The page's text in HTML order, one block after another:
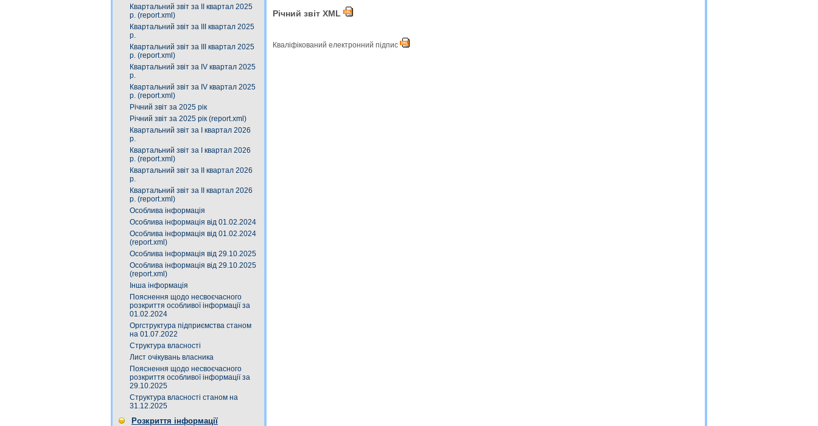
Квартальний звіт за ІІ квартал 2025
р. (report.xml)
Квартальний звіт за ІIІ квартал 2025
р.
Квартальний звіт за ІІІ квартал 2025
р. (report.xml)
Квартальний звіт за ІV квартал 2025
р.
Квартальний звіт за ІV квартал 2025
р. (report.xml)
Річний звіт за 2025 рік
Річний звіт за 2025 рік (report.xml)
Квартальний звіт за І квартал 2026
р.
Квартальний звіт за І квартал 2026
р. (report.xml)
Квартальний звіт за ІІ квартал 2026
р.
Квартальний звіт за ІІ квартал 2026
р. (report.xml)
Особлива інформація
Особлива інформація від 01.02.2024
Особлива інформація від 01.02.2024
(report.xml)
Особлива інформація від 29.10.2025
Особлива інформація від 29.10.2025
(report.xml)
Інша інформація
Пояснення щодо несвоєчасного
розкриття особливої інформації за
01.02.2024
Оргструктура підприємства станом
на 01.07.2022
Структура власності
Лист очікувань власника
Пояснення щодо несвоєчасного
розкриття особливої інформації за
29.10.2025
Структура власності станом на
31.12.2025
Розкриття інформації
Річний звіт XML
Кваліфікований електронний підпис